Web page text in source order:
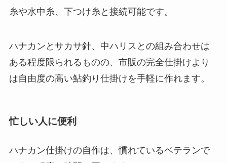
糸や水中糸、下つけ糸と接続可能です。
ハナカンとサカサ針、中ハリスとの組み合わせは
ある程度限られるものの、市販の完全仕掛けより
は自由度の高い鮎釣り仕掛けを手軽に作れます。
忙しい人に便利
ハナカン仕掛けの自作は、慣れているベテランで